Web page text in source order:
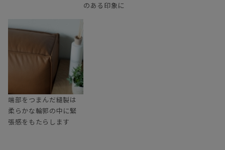
のある印象に
端部をつまんだ縫製は
柔らかな輪郭の中に緊
張感をもたらします